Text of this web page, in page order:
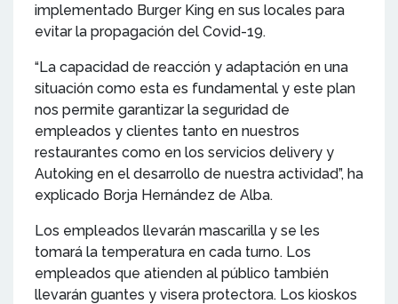
implementado Burger King en sus locales para
evitar la propagación del Covid-19.
“La capacidad de reacción y adaptación en una
situación como esta es fundamental y este plan
nos permite garantizar la seguridad de
empleados y clientes tanto en nuestros
restaurantes como en los servicios delivery y
Autoking en el desarrollo de nuestra actividad”, ha
explicado Borja Hernández de Alba.
Los empleados llevarán mascarilla y se les
tomará la temperatura en cada turno. Los
empleados que atienden al público también
llevarán guantes y visera protectora. Los kioskos